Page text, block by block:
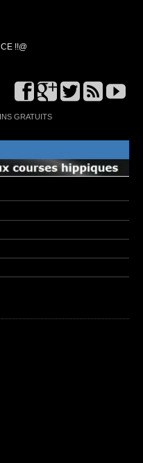
!!@
GRATUITS